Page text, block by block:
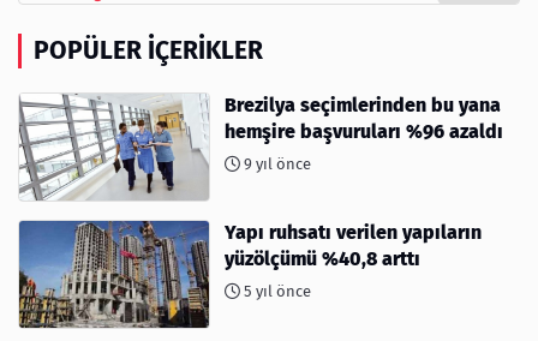
POPÜLER İÇERIKLER
Brezilya seçimlerinden bu yana
hemşire başvuruları %96 azaldı
9 yıl önce
Yapı ruhsatı verilen yapıların
yüzölçümü %40,8 arttı
5 yıl önce